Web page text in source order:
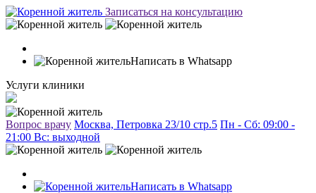
Записаться на консультацию
Написать в Whatsapp
Услуги клиники
Вопрос врачу Москва, Петровка 23/10 стр.5 Пн - Сб: 09:00 -
21:00 Вc: выходной
Написать в Whatsapp